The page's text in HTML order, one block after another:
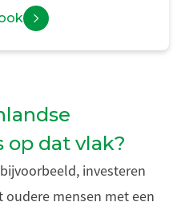
op dat vlak?
investeren
mensen met een